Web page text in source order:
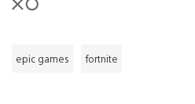
epic games fortnite